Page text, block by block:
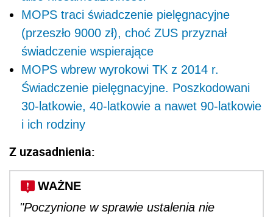
MOPS traci świadczenie pielęgnacyjne
(przeszło 9000 zł), choć ZUS przyznał
świadczenie wspierające
MOPS wbrew wyrokowi TK z 2014 r.
Świadczenie pielęgnacyjne. Poszkodowani
30-latkowie, 40-latkowie a nawet 90-latkowie
i ich rodziny
Z uzasadnienia:
WAŻNE
"Poczynione w sprawie ustalenia nie